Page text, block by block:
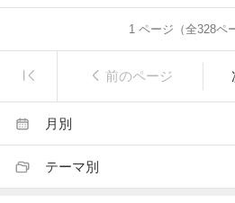
1 ページ（全328ペ
前のページ
月別
テーマ別